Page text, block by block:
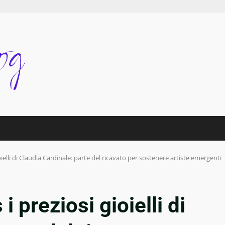
di Claudia Cardinale: parte del ricavato per sostenere artiste emergenti
i preziosi gioielli di